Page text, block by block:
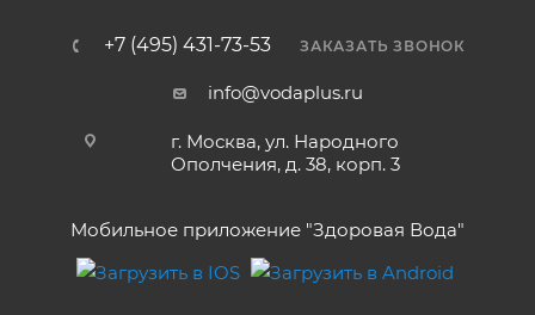
+7 (495) 431-73-53 ЗАКАЗАТЬ ЗВОНОК
info@vodaplus.ru
г. Москва, ул. Народного
Ополчения, д. 38, корп. 3
Мобильное приложение "Здоровая Вода"